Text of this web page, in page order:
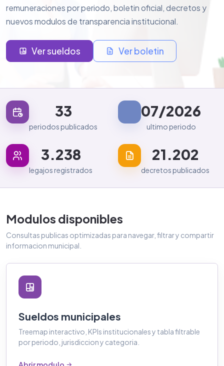
remuneraciones por periodo, boletin oficial, decretos y
nuevos modulos de transparencia institucional.
Ver sueldos Ver boletin
33
periodos publicados
07/2026
ultimo periodo
3.238
legajos registrados
21.202
decretos publicados
Modulos disponibles
Consultas publicas optimizadas para navegar, filtrar y compartir
informacion municipal.
Sueldos municipales
Treemap interactivo, KPIs institucionales y tabla filtrable
por periodo, jurisdiccion y categoria.